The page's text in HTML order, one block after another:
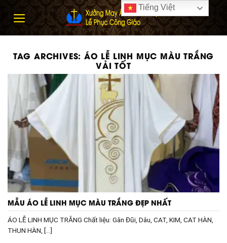
TAG ARCHIVES: ÁO LỄ LINH MỤC MÀU TRẮNG
VẢI TỐT
MẪU ÁO LỄ LINH MỤC MÀU TRẮNG ĐẸP NHẤT
ÁO LỄ LINH MỤC TRẮNG Chất liệu: Gân Đũi, Dâu, CAT, KIM, CAT HÀN,
THUN HÀN, [...]
Tiếng Việt